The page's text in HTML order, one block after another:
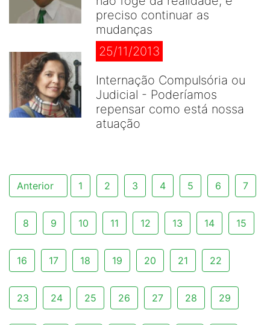
preciso continuar as
mudanças
25/11/2013
Internação Compulsória ou
Judicial - Poderíamos
repensar como está nossa
atuação
Anterior 1 2 3 4 5 6 7
8 9 10 11 12 13 14 15
16 17 18 19 20 21 22
23 24 25 26 27 28 29